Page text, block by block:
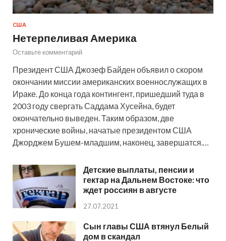
США
Нетерпеливая Америка
Оставьте комментарий
Президент США Джозеф Байден объявил о скором
окончании миссии американских военнослужащих в
Ираке. До конца года контингент, пришедший туда в
2003 году свергать Саддама Хусейна, будет
окончательно выведен. Таким образом, две
хронические войны, начатые президентом США
Джорджем Бушем-младшим, наконец, завершатся.…
Детские выплаты, пенсии и
гектар на Дальнем Востоке: что
ждет россиян в августе
27.07.2021
Сын главы США втянул Белый
дом в скандал